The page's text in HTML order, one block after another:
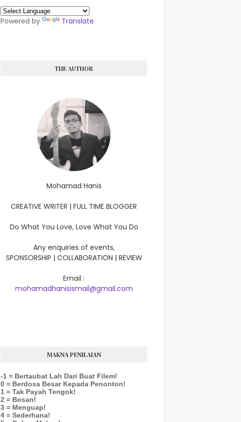
Powered by Translate
THE AUTHOR
Mohamad Hanis
CREATIVE WRITER | FULL TIME BLOGGER
Do What You Love, Love What You Do
Any enquiries of events,
SPONSORSHIP | COLLABORATION | REVIEW
Email :
mohamadhanisismail@gmail.com
MAKNA PENILAIAN
-1 = Bertaubat Lah Dari Buat Filem!
0 = Berdosa Besar Kepada Penonton!
1 = Tak Payah Tengok!
2 = Bosan!
3 = Menguap!
4 = Sederhana!